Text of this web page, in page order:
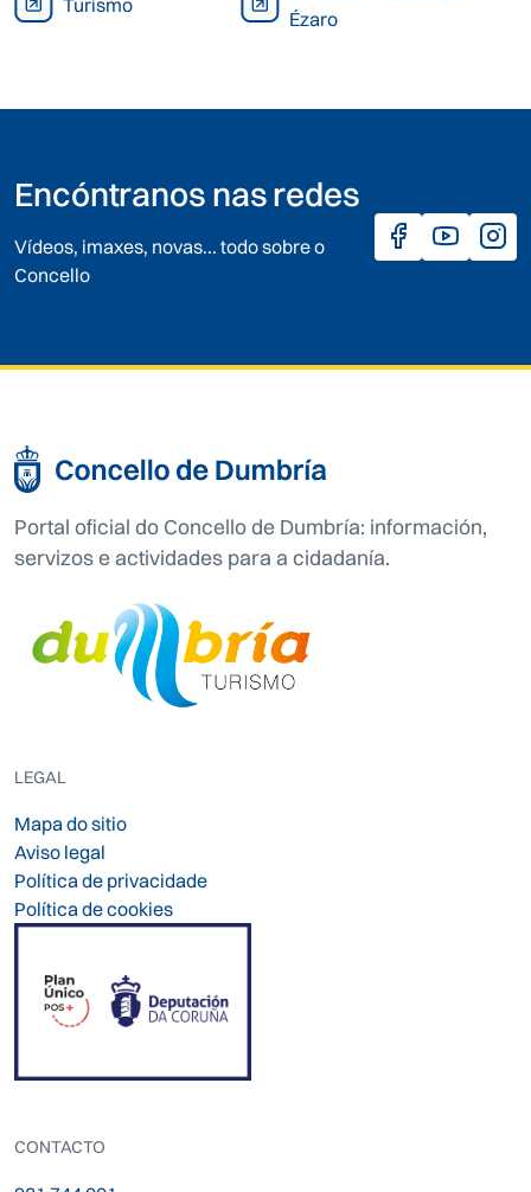
Ézaro
Encóntranos nas redes
Vídeos, imaxes, novas... todo sobre o
Concello
Portal oficial do Concello de Dumbría: información,
servizos e actividades para a cidadanía.
LEGAL
Mapa do sitio
Aviso legal
Política de privacidade
Política de cookies
CONTACTO